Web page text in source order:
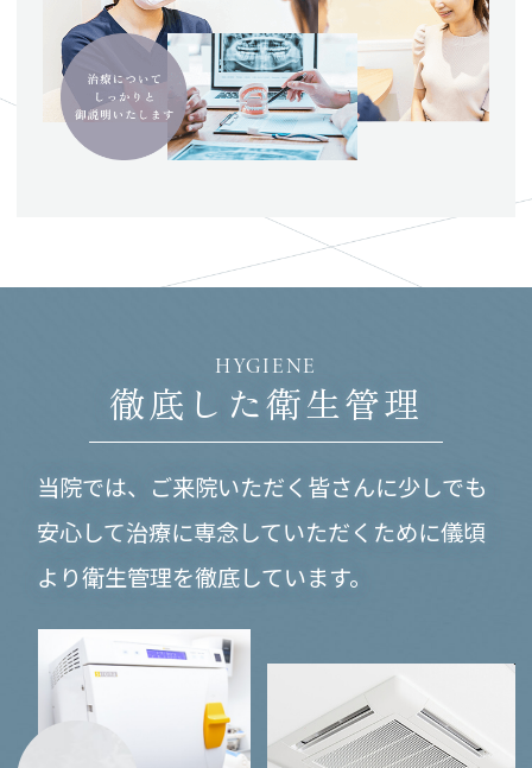
HYGIENE
徹底した衛生管理
当院では、ご来院いただく皆さんに少しでも
安心して治療に専念していただくために儀頃
より衛生管理を徹底しています。